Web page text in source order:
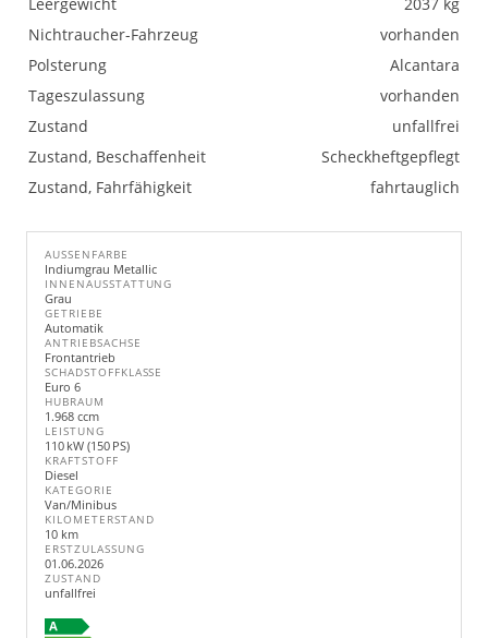
Nichtraucher-Fahrzeug
vorhanden
Polsterung
Alcantara
Tageszulassung
vorhanden
Zustand
unfallfrei
Zustand, Beschaffenheit
Scheckheftgepflegt
Zustand, Fahrfähigkeit
fahrtauglich
AUSSENFARBE
Indiumgrau Metallic
INNENAUSSTATTUNG
Grau
GETRIEBE
Automatik
ANTRIEBSACHSE
Frontantrieb
SCHADSTOFFKLASSE
Euro 6
HUBRAUM
1.968 ccm
LEISTUNG
110 kW (150 PS)
KRAFTSTOFF
Diesel
KATEGORIE
Van/Minibus
KILOMETERSTAND
10 km
ERSTZULASSUNG
01.06.2026
ZUSTAND
unfallfrei